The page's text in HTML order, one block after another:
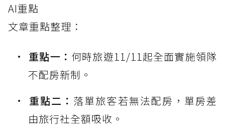
AI重點
文章重點整理：
重點一： 何時旅遊11/11起全面實施領隊
不配房新制。
重點二： 落單旅客若無法配房，單房差
由旅行社全額吸收。